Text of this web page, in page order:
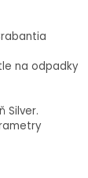
na odpadky
Silver.